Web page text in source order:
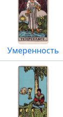
Умеренность